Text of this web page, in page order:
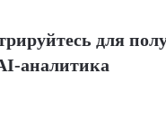
для
аналитика